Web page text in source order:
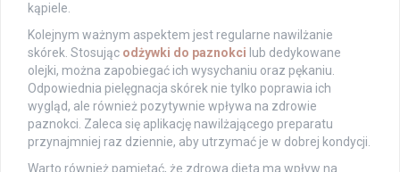
kąpiele.
Kolejnym ważnym aspektem jest regularne nawilżanie
skórek. Stosując odżywki do paznokci lub dedykowane
olejki, można zapobiegać ich wysychaniu oraz pękaniu.
Odpowiednia pielęgnacja skórek nie tylko poprawia ich
wygląd, ale również pozytywnie wpływa na zdrowie
paznokci. Zaleca się aplikację nawilżającego preparatu
przynajmniej raz dziennie, aby utrzymać je w dobrej kondycji.
Warto również pamiętać, że zdrowa dieta ma wpływ na